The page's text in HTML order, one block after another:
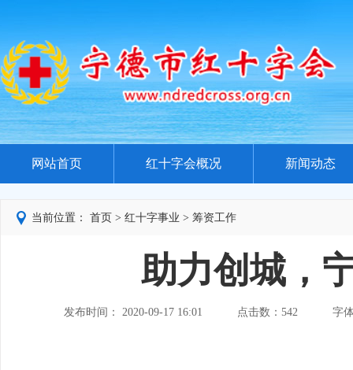
网站首页 红十字会概况 新闻动态
当前位置： 首页 > 红十字事业 > 筹资工作
助力创城，
发布时间： 2020-09-17 16:01 点击数： 542 字